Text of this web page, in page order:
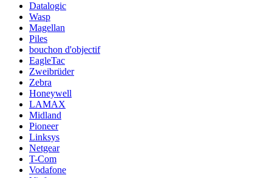
Datalogic
Wasp
Magellan
Piles
bouchon d'objectif
EagleTac
Zweibrüder
Zebra
Honeywell
LAMAX
Midland
Pioneer
Linksys
Netgear
T-Com
Vodafone